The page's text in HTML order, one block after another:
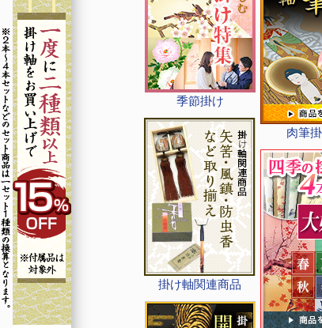
季節掛け
掛け軸関連商品
肉筆